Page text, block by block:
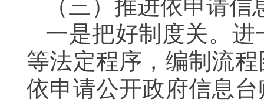
（三）推进依申请信
一是把好制度关。
等法定程序，编制流
依申请公开政府信息